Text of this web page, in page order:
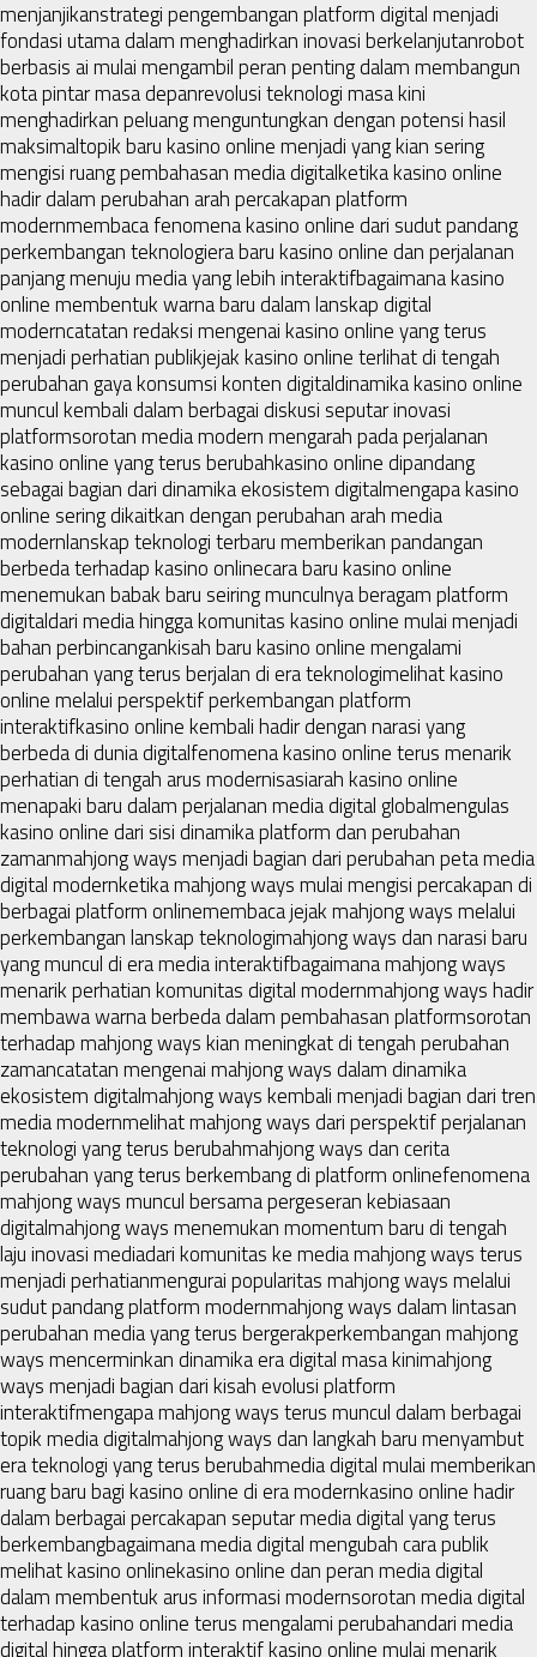
menjanjikanstrategi pengembangan platform digital menjadi
fondasi utama dalam menghadirkan inovasi berkelanjutanrobot
berbasis ai mulai mengambil peran penting dalam membangun
kota pintar masa depanrevolusi teknologi masa kini
menghadirkan peluang menguntungkan dengan potensi hasil
maksimaltopik baru kasino online menjadi yang kian sering
mengisi ruang pembahasan media digitalketika kasino online
hadir dalam perubahan arah percakapan platform
modernmembaca fenomena kasino online dari sudut pandang
perkembangan teknologiera baru kasino online dan perjalanan
panjang menuju media yang lebih interaktifbagaimana kasino
online membentuk warna baru dalam lanskap digital
moderncatatan redaksi mengenai kasino online yang terus
menjadi perhatian publikjejak kasino online terlihat di tengah
perubahan gaya konsumsi konten digitaldinamika kasino online
muncul kembali dalam berbagai diskusi seputar inovasi
platformsorotan media modern mengarah pada perjalanan
kasino online yang terus berubahkasino online dipandang
sebagai bagian dari dinamika ekosistem digitalmengapa kasino
online sering dikaitkan dengan perubahan arah media
modernlanskap teknologi terbaru memberikan pandangan
berbeda terhadap kasino onlinecara baru kasino online
menemukan babak baru seiring munculnya beragam platform
digitaldari media hingga komunitas kasino online mulai menjadi
bahan perbincangankisah baru kasino online mengalami
perubahan yang terus berjalan di era teknologimelihat kasino
online melalui perspektif perkembangan platform
interaktifkasino online kembali hadir dengan narasi yang
berbeda di dunia digitalfenomena kasino online terus menarik
perhatian di tengah arus modernisasiarah kasino online
menapaki baru dalam perjalanan media digital globalmengulas
kasino online dari sisi dinamika platform dan perubahan
zamanmahjong ways menjadi bagian dari perubahan peta media
digital modernketika mahjong ways mulai mengisi percakapan di
berbagai platform onlinemembaca jejak mahjong ways melalui
perkembangan lanskap teknologimahjong ways dan narasi baru
yang muncul di era media interaktifbagaimana mahjong ways
menarik perhatian komunitas digital modernmahjong ways hadir
membawa warna berbeda dalam pembahasan platformsorotan
terhadap mahjong ways kian meningkat di tengah perubahan
zamancatatan mengenai mahjong ways dalam dinamika
ekosistem digitalmahjong ways kembali menjadi bagian dari tren
media modernmelihat mahjong ways dari perspektif perjalanan
teknologi yang terus berubahmahjong ways dan cerita
perubahan yang terus berkembang di platform onlinefenomena
mahjong ways muncul bersama pergeseran kebiasaan
digitalmahjong ways menemukan momentum baru di tengah
laju inovasi mediadari komunitas ke media mahjong ways terus
menjadi perhatianmengurai popularitas mahjong ways melalui
sudut pandang platform modernmahjong ways dalam lintasan
perubahan media yang terus bergerakperkembangan mahjong
ways mencerminkan dinamika era digital masa kinimahjong
ways menjadi bagian dari kisah evolusi platform
interaktifmengapa mahjong ways terus muncul dalam berbagai
topik media digitalmahjong ways dan langkah baru menyambut
era teknologi yang terus berubahmedia digital mulai memberikan
ruang baru bagi kasino online di era modernkasino online hadir
dalam berbagai percakapan seputar media digital yang terus
berkembangbagaimana media digital mengubah cara publik
melihat kasino onlinekasino online dan peran media digital
dalam membentuk arus informasi modernsorotan media digital
terhadap kasino online terus mengalami perubahandari media
digital hingga platform interaktif kasino online mulai menarik